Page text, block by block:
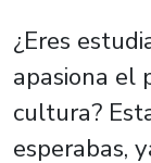
¿Eres
apasiona el
cultura?
esperabas,